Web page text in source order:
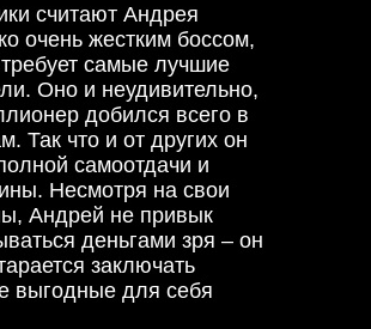
считают Андрея
очень жестким боссом,
самые лучшие
Оно и неудивительно,
добился всего в
Так что и от других он
самоотдачи и
Несмотря на свои
Андрей не привык
деньгами зря – он
заключать
выгодные для себя